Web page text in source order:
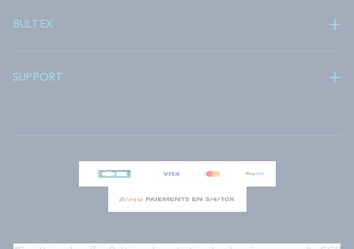
BULTEX
SUPPORT